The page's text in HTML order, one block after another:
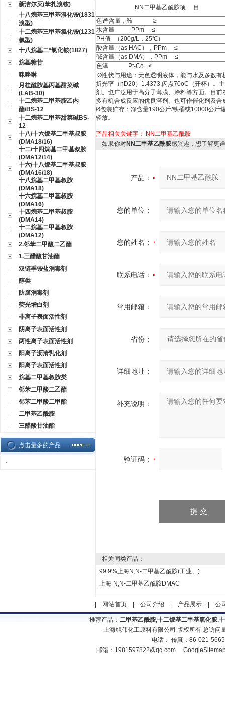
新洁尔灭(苯扎溴铵)
十八烷基三甲基溴化铵(1831
溴型)
十二烷基三甲基氯化铵(1231
氯型)
十八烷基二*氯化铵(1827)
烷基糖苷
咪唑啉
月桂酰胺基丙基甜菜碱
(LAB-30)
十二烷基二甲基胺乙内
酯/BS-12
十二烷基二甲基甜菜碱BS-
12
十八/十六烷基二甲基叔胺
(DMA18/16)
十二/十四烷基二甲基叔胺
(DMA12/14)
十六/十八烷基二甲基叔胺
(DMA16/18)
十八烷基二甲基叔胺
(DMA18)
十六烷基二甲基叔胺
(DMA16)
十四烷基二甲基叔胺
(DMA14)
十二烷基二甲基叔胺
(DMA12)
2.邻苯二甲酸二乙酯
1.三醋酸甘油酯
双链季铵盐消毒剂
醇类
防腐消毒剂
荧光增白剂
非离子表面活性剂
阴离子表面活性剂
两性离子表面活性剂
阳离子沥清乳化剂
阳离子表面活性剂
烷基二甲基叔胺类
邻苯二甲酸二乙酯
邻苯二甲酸二甲酯
二甲基乙酰胺
三醋酸甘油酯
点击量多的产品
·
NN二甲基乙酰胺项 目
色谱含量，% ≥
水含量 PPm ≤
PH值 （200g/L，25℃）
酸含量（as HAC），PPm ≤
碱含量（as DMA），PPm ≤
色泽 Pt-Co ≤
Ø性状与用途：无色透明液体，能与水及多数
折光率（nD20）1.4373,闪点70oC（开杯）。
剂。也广泛用于高分子薄膜、涂料等方面。目
多有机合成反应的优良溶剂。也可作催化剂及
Ø包装贮存：净含量190公斤/铁桶或10000公斤
轻放。
产品相关关键字：
NN二甲基乙酰胺
如果你对NN二甲基乙酰胺感兴趣，想了解更
产品：
您的单位：
您的姓名：
联系电话：
常用邮箱：
省份：
详细地址：
补充说明：
验证码：
相关同类产品：
99.9%上海N,N-二甲基乙酰胺(工业、)
上海 N,N-二甲基乙酰胺DMAC
网站首页| 公司介绍 产品展示| 公
推荐产品： 二甲基乙酰胺,十二烷基二甲基氧化胺,
上海鲲伟化工原料有限公司 版权所有 总访问
电话： 传真：86-021-
邮箱： 1981597822@qq.com